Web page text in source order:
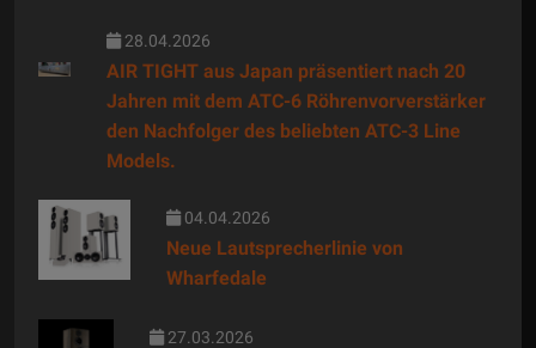
28.04.2026
AIR TIGHT aus Japan präsentiert nach 20
Jahren mit dem ATC-6 Röhrenvorverstärker
den Nachfolger des beliebten ATC-3 Line
Models.
04.04.2026
Neue Lautsprecherlinie von
Wharfedale
27.03.2026